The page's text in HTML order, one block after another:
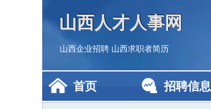
山西人才人事网
山西企业招聘 山西求职者简历
首页 招聘信息